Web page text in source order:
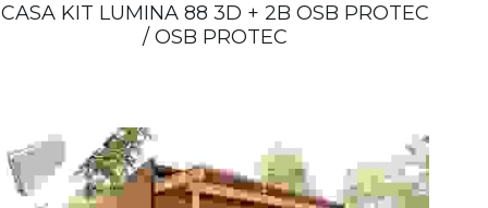
CASA KIT LUMINA 88 3D + 2B OSB PROTEC
/ OSB PROTEC